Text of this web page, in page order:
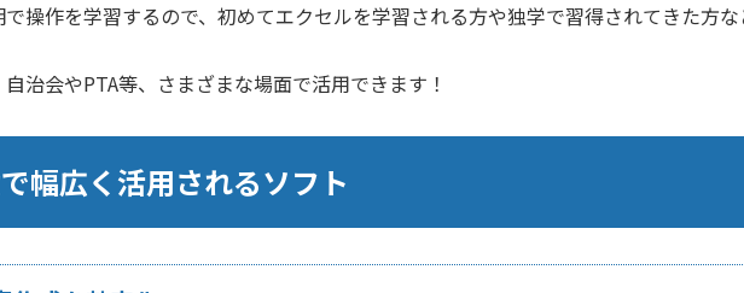
操作を学習するので、初めてエクセルを学習される方や独学で習得されてきた方
治会やPTA等、さまざまな場面で活用できます！
幅広く活用されるソフト